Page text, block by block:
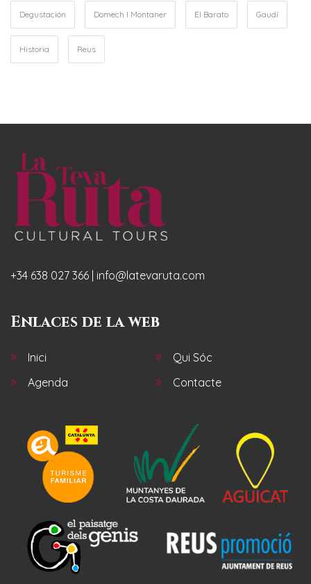
Degustación Domech I Montaner El Barato Gaudí
Historia Reus
+34 638 027 366 | info@latevaruta.com
Enlaces de la web
Inici
Qui Sóc
Agenda
Contacte